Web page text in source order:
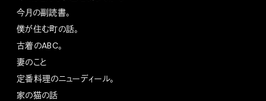
今月の副読書。
僕が住む町の話。
古着のABC。
妻のこと
定番料理のニューディール。
家の猫の話